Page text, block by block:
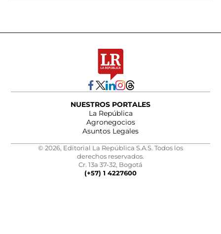
NUESTROS PORTALES
La República
Agronegocios
Asuntos Legales
© 2026, Editorial La República S.A.S. Todos los
derechos reservados.
Cr. 13a 37-32, Bogotá
(+57) 1 4227600